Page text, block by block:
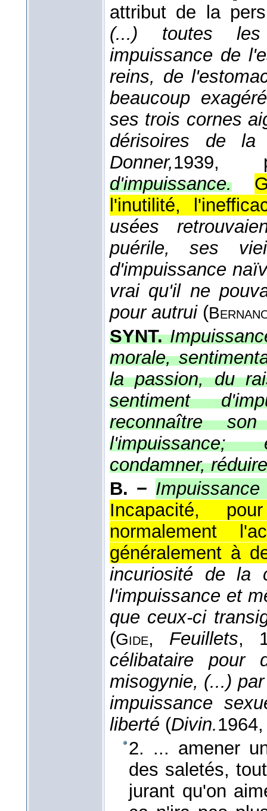
attribut de la
(...) toutes les
impuissance de
reins, de
beaucoup
ses trois cornes
dérisoires de
Donner,1939,
d'impuissance.
l'inutilité,
usées
puérile, ses
d'impuissance
vrai qu'il ne
pour autrui (
SYNT.
morale,
la passion, du
sentiment
reconnaître
l'impuissance;
condamner,
B. −
Incapacité,
normalement
généralement à
incuriosité de la
l'impuissance et
que ceux-ci
(Gide, Feuillets,
célibataire
misogynie, (...)
impuissance
liberté (Divin.1964
2. ... amener
des saletés,
jurant qu'on